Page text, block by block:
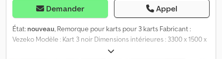
Demander Appel
État: nouveau, Remorque pour karts pour 3 karts Fabricant :
Vezeko Modèle : Kart 3 noir Dimensions intérieures : 3300 x 1500 x
650 mm (L x l x h) Dsdpfx Agsy I Eb Nsdskr Poids total autorisé :